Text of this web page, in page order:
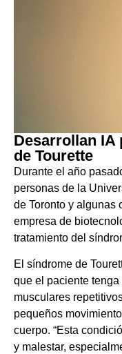
Desarrollan IA
de Tourette
Durante el año
personas de la
de Toronto y algunas
empresa de
tratamiento del
El síndrome de
que el paciente
musculares
pequeños
cuerpo. “Esta
y malestar,